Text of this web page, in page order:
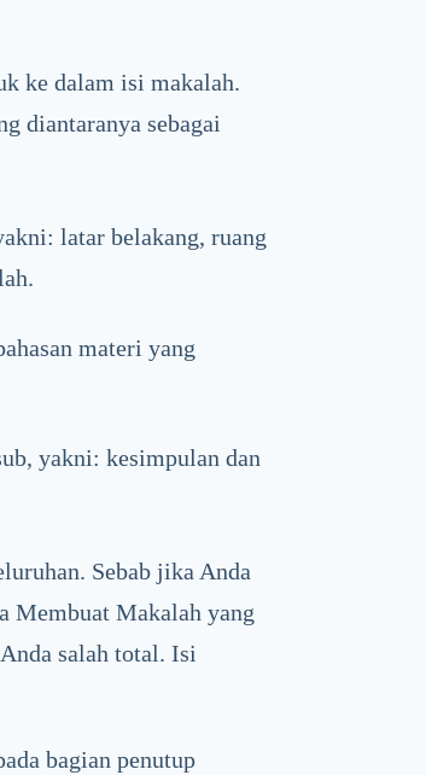
ke dalam isi makalah.
diantaranya sebagai
latar belakang, ruang
materi yang
yakni: kesimpulan dan
Sebab jika Anda
Membuat Makalah yang
salah total. Isi
bagian penutup